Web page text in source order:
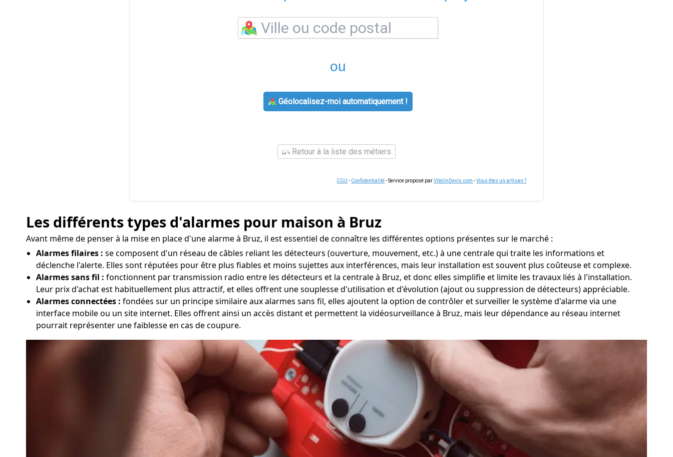
ou
Géolocalisez-moi automatiquement !
Retour à la liste des métiers
CGU - Confidentialité- Service proposé parViteUnDevis.com -Vous êtes un artisan ?
Les différents types d'alarmes pour maison à Bruz
Avant même de penser à la mise en place d'une alarme à Bruz, il est essentiel de connaître les différentes options présentes sur le marché :
Alarmes filaires : se composent d'un réseau de câbles reliant les détecteurs (ouverture, mouvement, etc.) à une centrale qui traite les informations et
déclenche l'alerte. Elles sont réputées pour être plus fiables et moins sujettes aux interférences, mais leur installation est souvent plus coûteuse et complexe.
Alarmes sans fil : fonctionnent par transmission radio entre les détecteurs et la centrale à Bruz, et donc elles simplifie et limite les travaux liés à l'installation.
Leur prix d'achat est habituellement plus attractif, et elles offrent une souplesse d'utilisation et d'évolution (ajout ou suppression de détecteurs) appréciable.
Alarmes connectées : fondées sur un principe similaire aux alarmes sans fil, elles ajoutent la option de contrôler et surveiller le système d'alarme via une
interface mobile ou un site internet. Elles offrent ainsi un accès distant et permettent la vidéosurveillance à Bruz, mais leur dépendance au réseau internet
pourrait représenter une faiblesse en cas de coupure.